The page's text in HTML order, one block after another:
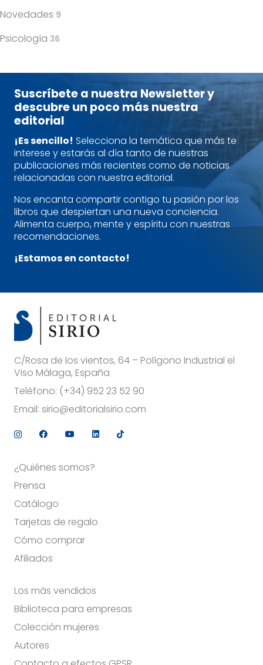
Novedades 9
Psicología 36
Suscríbete a nuestra Newsletter y
descubre un poco más nuestra
editorial
¡Es sencillo! Selecciona la temática que más te
interese y estarás al día tanto de nuestras
publicaciones más recientes como de noticias
relacionadas con nuestra editorial.
Nos encanta compartir contigo tu pasión por los
libros que despiertan una nueva conciencia.
Alimenta cuerpo, mente y espíritu con nuestras
recomendaciones.
¡Estamos en contacto!
C/Rosa de los vientos, 64 – Polígono Industrial el
Viso Málaga, España
Teléfono: (+34) 952 23 52 90
Email: sirio@editorialsirio.com
¿Quiénes somos?
Prensa
Catálogo
Tarjetas de regalo
Cómo comprar
Afiliados
Los más vendidos
Biblioteca para empresas
Colección mujeres
Autores